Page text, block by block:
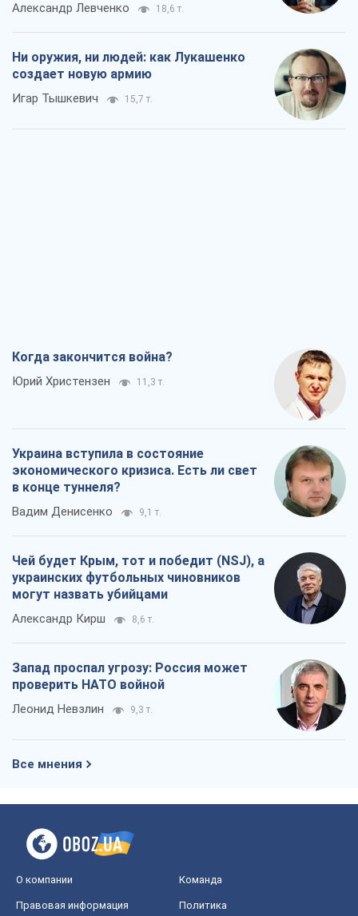
Александр Левченко 18,6 т.
Ни оружия, ни людей: как Лукашенко
создает новую армию
Игар Тышкевич 15,7 т.
Когда закончится война?
Юрий Христензен 11,3 т.
Украина вступила в состояние
экономического кризиса. Есть ли свет
в конце туннеля?
Вадим Денисенко 9,1 т.
Чей будет Крым, тот и победит (NSJ), а
украинских футбольных чиновников
могут назвать убийцами
Александр Кирш 8,6 т.
Запад проспал угрозу: Россия может
проверить НАТО войной
Леонид Невзлин 9,3 т.
Все мнения
О компании Команда
Правовая информация
Политика